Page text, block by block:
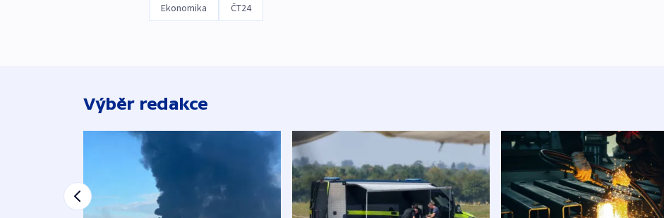
Ekonomika ČT24
Výběr redakce